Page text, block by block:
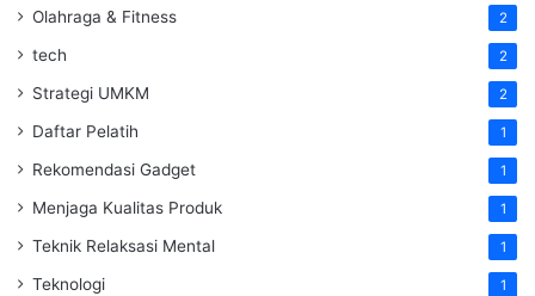
Olahraga & Fitness 2
tech 2
Strategi UMKM 2
Daftar Pelatih 1
Rekomendasi Gadget 1
Menjaga Kualitas Produk 1
Teknik Relaksasi Mental 1
Teknologi 1